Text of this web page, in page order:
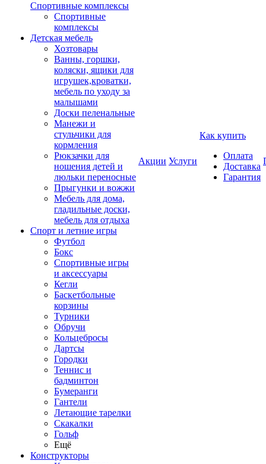
Спортивные комплексы
Спортивные
комплексы
Детская мебель
Хозтовары
Ванны, горшки,
коляски, ящики для
игрушек,кроватки,
мебель по уходу за
малышами
Доски пеленальные
Манежи и
стульчики для
кормления
Рюкзачки для
ношения детей и
люльки переносные
Прыгунки и вожжи
Мебель для дома,
гладильные доски,
мебель для отдыха
Спорт и летние игры
Футбол
Бокс
Спортивные игры
и аксессуары
Кегли
Баскетбольные
корзины
Турники
Обручи
Кольцебросы
Дартсы
Городки
Теннис и
бадминтон
Бумеранги
Гантели
Летающие тарелки
Скакалки
Гольф
Ещё
Конструкторы
Акции Услуги
Как купить
Оплата
Доставка
Гарантия